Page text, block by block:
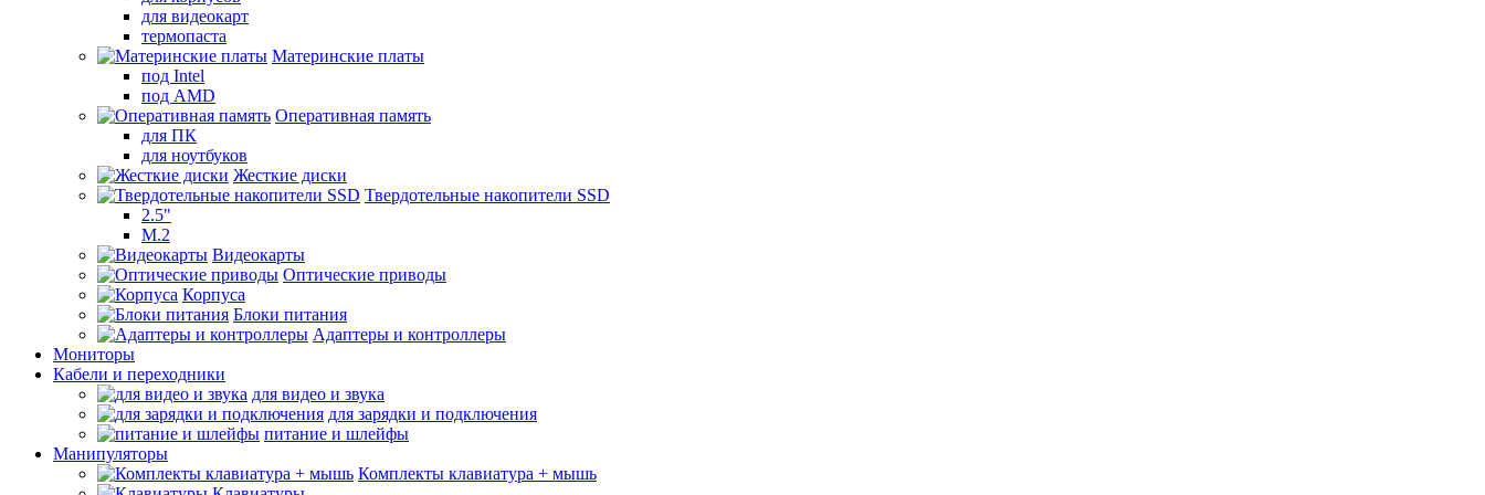
для видеокарт
термопаста
Материнские платы
под Intel
под AMD
Оперативная память
для ПК
для ноутбуков
Жесткие диски
Твердотельные накопители SSD
2.5"
M.2
Видеокарты
Оптические приводы
Корпуса
Блоки питания
Адаптеры и контроллеры
Мониторы
Кабели и переходники
для видео и звука
для зарядки и подключения
питание и шлейфы
Манипуляторы
Комплекты клавиатура + мышь